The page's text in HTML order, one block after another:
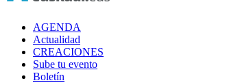
AGENDA
Actualidad
CREACIONES
Sube tu evento
Boletín